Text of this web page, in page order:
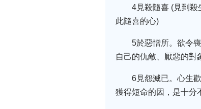
4見殺隨喜 (見到
此隨喜的心)
5於惡憎所。欲令
自己的仇敵、厭惡的對
6見怨滅已。心生
獲得短命的因，是十分